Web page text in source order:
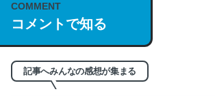
COMMENT
コメントで知る
記事へみんなの感想が集まる
これは名文。彼はとてもクレバーなんだろ
う。英語少しでも読める人は原文もお勧め
れ好き。Let’s Fucking Go. Then Covid
─今のこの状況が信じられるかい？ by ラーズ・ヌ